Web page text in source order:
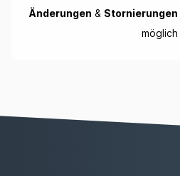
Änderungen & Stornierungen
möglich